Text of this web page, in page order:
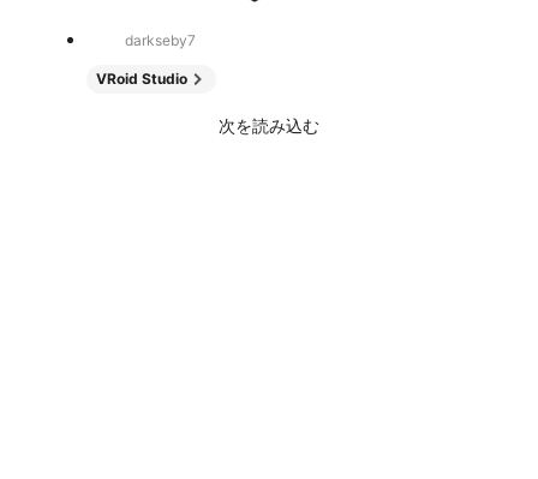
darkseby7
VRoid Studio
次を読み込む